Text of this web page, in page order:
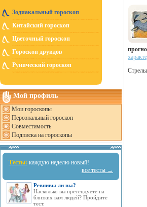
Зодиакальный гороскоп
Китайский гороскоп
Цветочный гороскоп
Гороскоп друидов
Рунический гороскоп
Мой профиль
Мои гороскопы
Персональный гороскоп
Совместимость
Подписка на гороскопы
Тесты: каждую неделю новый!
все тесты →
Ревнивы ли вы?
Насколько вы претендуете на
близких вам людей? Пройдите
тест.